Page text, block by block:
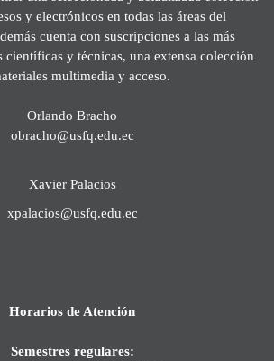
y electrónicos en todas las áreas del
cuenta con suscripciones a las más
científicas y técnicas, una extensa colección
multimedia y acceso.
Orlando Bracho
obracho@usfq.edu.ec
Xavier Palacios
xpalacios@usfq.edu.ec
Horarios de Atención
Semestres regulares: